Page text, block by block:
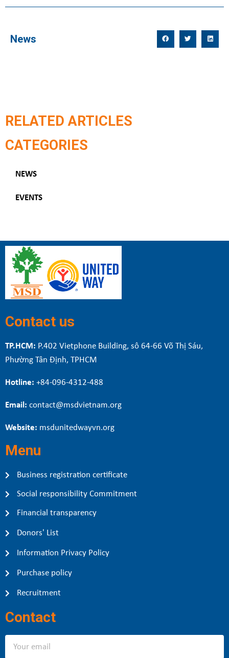
News
RELATED ARTICLES
CATEGORIES
NEWS
EVENTS
Contact us
TP.HCM: P.402 Vietphone Building, sô 64-66 Võ Thị Sáu,
Phường Tân Định, TPHCM
Hotline: +84-096-4312-488
Email: contact@msdvietnam.org
Website: msdunitedwayvn.org
Menu
Business registration certificate
Social responsibility Commitment
Financial transparency
Donors' List
Information Privacy Policy
Purchase policy
Recruitment
Contact